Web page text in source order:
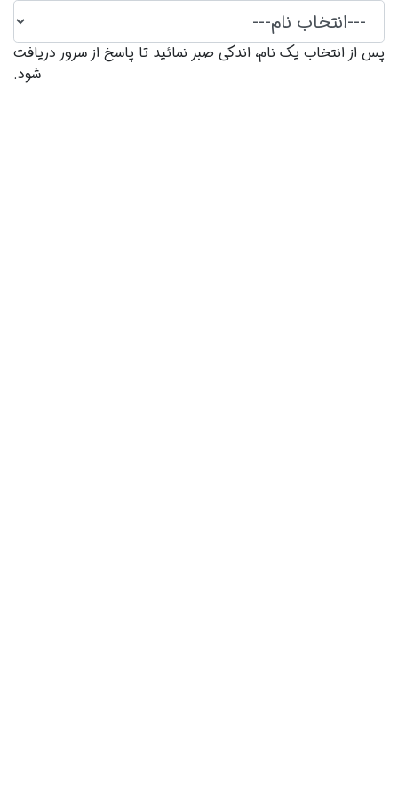
پس از انتخاب یک نام، اندکی صبر نمائید تا پاسخ از سرور دریافت
شود.